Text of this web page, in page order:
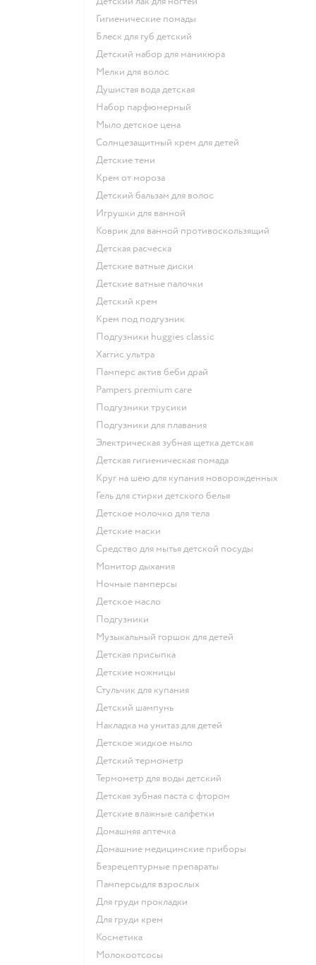
гигиенические помады
блеск для губ детский
детский набор для маникюра
мелки для волос
душистая вода детская
набор парфюмерный
мыло детское цена
солнцезащитный крем для детей
детские тени
крем от мороза
детский бальзам для волос
игрушки для ванной
коврик для ванной противоскользящий
детская расческа
детские ватные диски
детские ватные палочки
детский крем
крем под подгузник
подгузники huggies classic
хаггис ультра
памперс актив беби драй
pampers premium care
подгузники трусики
подгузники для плавания
электрическая зубная щетка детская
детская гигиеническая помада
круг на шею для купания новорожденных
гель для стирки детского белья
детское молочко для тела
детские маски
средство для мытья детской посуды
монитор дыхания
ночные памперсы
детское масло
подгузники
музыкальный горшок для детей
детская присыпка
детские ножницы
стульчик для купания
детский шампунь
накладка на унитаз для детей
детское жидкое мыло
детский термометр
термометр для воды детский
детская зубная паста с фтором
детские влажные салфетки
домашняя аптечка
домашние медицинские приборы
безрецептурные препараты
памперсыдля взрослых
для груди прокладки
для груди крем
косметика
Молокоотсосы